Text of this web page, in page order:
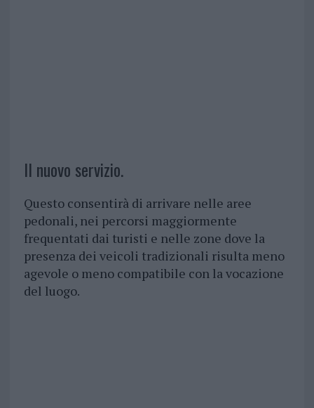
Il nuovo servizio.
Questo consentirà di arrivare nelle aree
pedonali, nei percorsi maggiormente
frequentati dai turisti e nelle zone dove la
presenza dei veicoli tradizionali risulta meno
agevole o meno compatibile con la vocazione
del luogo.